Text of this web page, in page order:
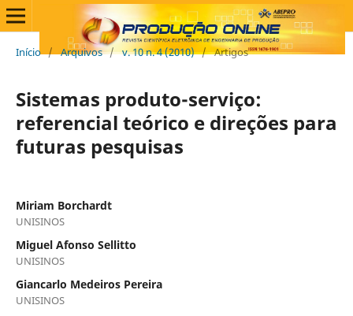
Início / Arquivos / v. 10 n. 4 (2010) / Artigos
Sistemas produto-serviço:
referencial teórico e direções para
futuras pesquisas
Miriam Borchardt
UNISINOS
Miguel Afonso Sellitto
UNISINOS
Giancarlo Medeiros Pereira
UNISINOS